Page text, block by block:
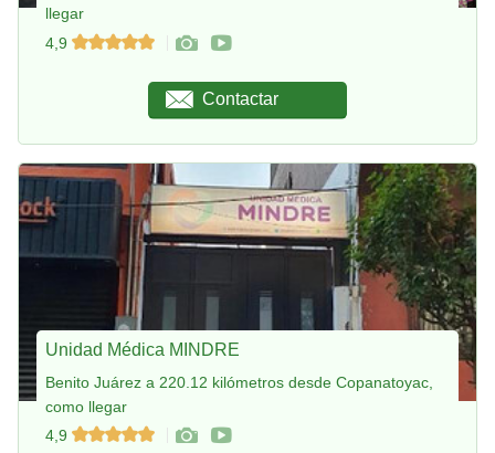
llegar
4,9
Contactar
Unidad Médica MINDRE
Benito Juárez a 220.12 kilómetros desde Copanatoyac,
como llegar
4,9